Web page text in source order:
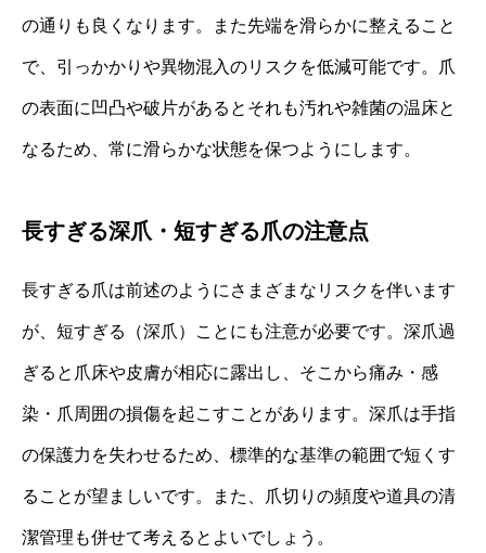
の通りも良くなります。また先端を滑らかに整えること
で、引っかかりや異物混入のリスクを低減可能です。爪
の表面に凹凸や破片があるとそれも汚れや雑菌の温床と
なるため、常に滑らかな状態を保つようにします。
長すぎる深爪・短すぎる爪の注意点
長すぎる爪は前述のようにさまざまなリスクを伴います
が、短すぎる（深爪）ことにも注意が必要です。深爪過
ぎると爪床や皮膚が相応に露出し、そこから痛み・感
染・爪周囲の損傷を起こすことがあります。深爪は手指
の保護力を失わせるため、標準的な基準の範囲で短くす
ることが望ましいです。また、爪切りの頻度や道具の清
潔管理も併せて考えるとよいでしょう。